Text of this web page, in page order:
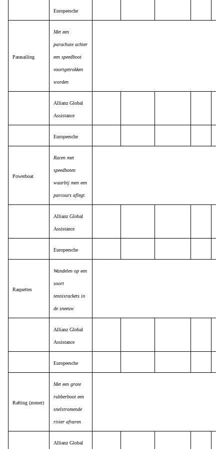
Europeesche
Parasailing
Met een
parachute achter
een speedboot
voortgetrokken
worden
Allianz Global
Assistance
Europeesche
Powerboat
Racen met
speedboten
waarbij men een
parcours aflegt.
Allianz Global
Assistance
Europeesche
Raquettes
Wandelen op een
soort
tennisrackets in
de sneeuw
Allianz Global
Assistance
Europeesche
Rafting (zomer)
Met een grote
rubberboot een
snelstromende
rivier afvaren
Allianz Global